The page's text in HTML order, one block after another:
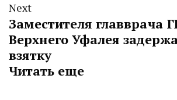
Next
Заместителя главврача
Верхнего Уфалея
взятку
Читать еще